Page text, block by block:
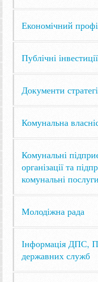
Економічний
Публічні інвестиції
Документи
Комунальна
Комунальні
організації та
комунальні
Молодіжна рада
Інформація ДПС,
державних служб